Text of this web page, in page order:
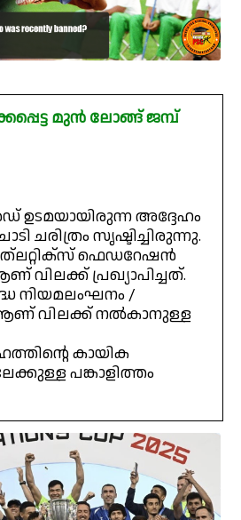
മുൻ ലോങ്ങ് ജമ്പ്
ഉടമയായിരുന്ന അദ്ദേഹം
ചാടി ചരിത്രം സൃഷ്ടിച്ചിരുന്നു.
ഫെഡറേഷൻ
വിലക്ക് പ്രഖ്യാപിച്ചത്.
നിയമലംഘനം /
വിലക്ക് നൽകാനുള്ള
കായിക
പങ്കാളിത്തം